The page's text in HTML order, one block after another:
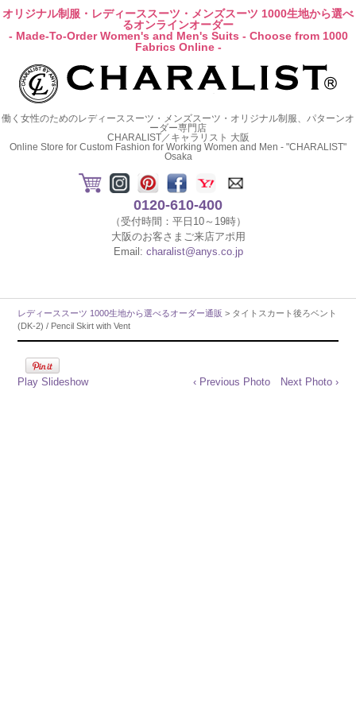
オリジナル制服・レディーススーツ・メンズスーツ 1000生地から選べ
るオンラインオーダー
- Made-To-Order Women's and Men's Suits - Choose from 1000
Fabrics Online -
働く女性のためのレディーススーツ・メンズスーツ・オリジナル制服、パターンオ
ーダー専門店
CHARALIST／キャラリスト 大阪
Online Store for Custom Fashion for Working Women and Men - "CHARALIST"
Osaka
0120-610-400
（受付時間：平日10～19時）
大阪のお客さまご来店アポ用
Email: charalist@anys.co.jp
レディーススーツ 1000生地から選べるオーダー通販 > タイトスカート後ろベント
(DK-2) / Pencil Skirt with Vent
Play Slideshow ‹ Previous Photo Next Photo ›